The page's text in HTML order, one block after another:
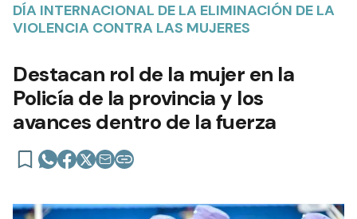
DÍA INTERNACIONAL DE LA ELIMINACIÓN DE LA
VIOLENCIA CONTRA LAS MUJERES
Destacan rol de la mujer en la
Policía de la provincia y los
avances dentro de la fuerza